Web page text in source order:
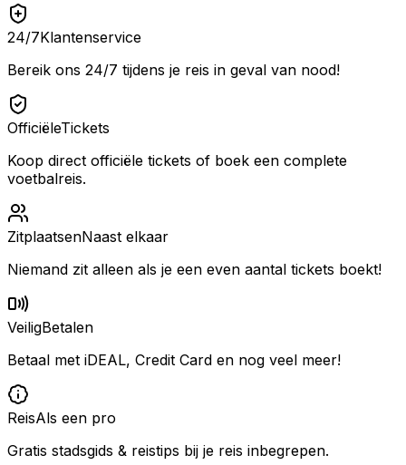
24/7Klantenservice
Bereik ons 24/7 tijdens je reis in geval van nood!
OfficiëleTickets
Koop direct officiële tickets of boek een complete
voetbalreis.
ZitplaatsenNaast elkaar
Niemand zit alleen als je een even aantal tickets boekt!
VeiligBetalen
Betaal met iDEAL, Credit Card en nog veel meer!
ReisAls een pro
Gratis stadsgids & reistips bij je reis inbegrepen.